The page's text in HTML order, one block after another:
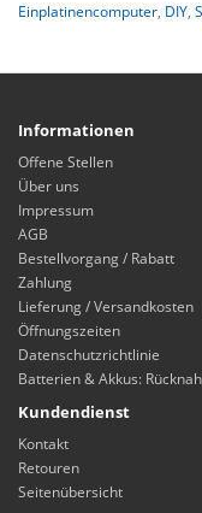
Einplatinencomputer, DIY,
Informationen
Offene Stellen
Über uns
Impressum
AGB
Bestellvorgang / Rabatt
Zahlung
Lieferung / Versandkosten
Öffnungszeiten
Datenschutzrichtlinie
Batterien & Akkus:
Kundendienst
Kontakt
Retouren
Seitenübersicht